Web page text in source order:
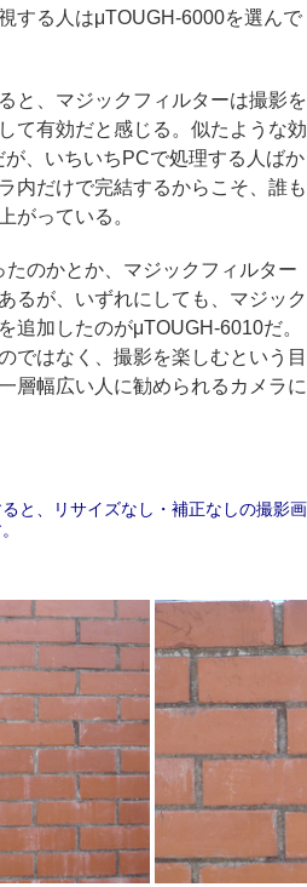
する人はμTOUGH-6000を選んで
と、マジックフィルターは撮影を
て有効だと感じる。似たような効
、いちいちPCで処理する人ばか
内だけで完結するからこそ、誰も
がっている。
のかとか、マジックフィルター
るが、いずれにしても、マジック
追加したのがμTOUGH-6010だ。
ではなく、撮影を楽しむという目
層幅広い人に勧められるカメラに
と、リサイズなし・補正なしの撮影画